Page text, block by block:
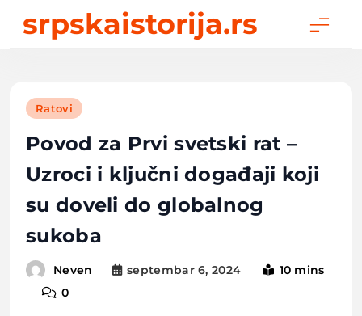
srpskaistorija.rs
Ratovi
Povod za Prvi svetski rat –
Uzroci i ključni događaji koji
su doveli do globalnog
sukoba
Neven septembar 6, 2024
10 mins
0